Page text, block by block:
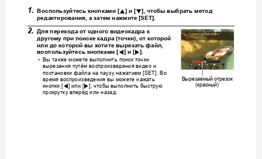
1. Воспользуйтесь кнопками [8] и [2], чтобы выбрать метод
редактирования а затем нажмите [SET].
2. Для перехода от одного видеокадра к
другому при поиске кадра (точки), от которой
или до которой вы хотите вырезать файл
воспользуйтесь кнопками 4 и 6 ].
• Вы также можете выполнить поиск точки
вырезания путём воспроизведения видео и
постановки файла на паузу нажатием [SET]. Во
время воспроизведения вы можете нажать
кнопки
4 ] или 6 ], чтобы выполнить быструю
прокрутку вперёд или назад.
Вырезаемый отрезок
(красный)